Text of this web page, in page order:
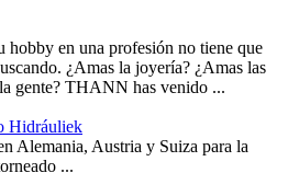
hobby en una profesión no tiene que
¿Amas la joyería? ¿Amas las
gente? THANN has venido ...
Hidráuliek
Alemania, Austria y Suiza para la
...